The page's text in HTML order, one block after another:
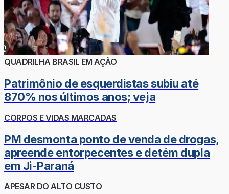
QUADRILHA BRASIL EM AÇÃO
Patrimônio de esquerdistas subiu até
870% nos últimos anos; veja
CORPOS E VIDAS MARCADAS
PM desmonta ponto de venda de drogas,
apreende entorpecentes e detém dupla
em Ji-Paraná
APESAR DO ALTO CUSTO